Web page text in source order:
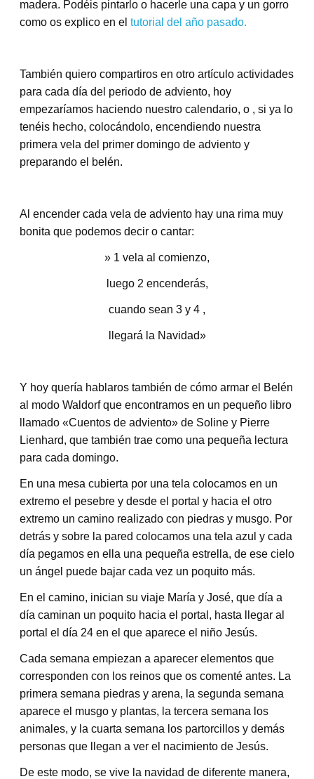
madera. Podéis pintarlo o hacerle una capa y un gorro
como os explico en el tutorial del año pasado.
También quiero compartiros en otro artículo actividades
para cada día del periodo de adviento, hoy
empezaríamos haciendo nuestro calendario, o , si ya lo
tenéis hecho, colocándolo, encendiendo nuestra
primera vela del primer domingo de adviento y
preparando el belén.
Al encender cada vela de adviento hay una rima muy
bonita que podemos decir o cantar:
» 1 vela al comienzo,
luego 2 encenderás,
cuando sean 3 y 4 ,
llegará la Navidad»
Y hoy quería hablaros también de cómo armar el Belén
al modo Waldorf que encontramos en un pequeño libro
llamado «Cuentos de adviento» de Soline y Pierre
Lienhard, que también trae como una pequeña lectura
para cada domingo.
En una mesa cubierta por una tela colocamos en un
extremo el pesebre y desde el portal y hacia el otro
extremo un camino realizado con piedras y musgo. Por
detrás y sobre la pared colocamos una tela azul y cada
día pegamos en ella una pequeña estrella, de ese cielo
un ángel puede bajar cada vez un poquito más.
En el camino, inician su viaje María y José, que día a
día caminan un poquito hacia el portal, hasta llegar al
portal el día 24 en el que aparece el niño Jesús.
Cada semana empiezan a aparecer elementos que
corresponden con los reinos que os comenté antes. La
primera semana piedras y arena, la segunda semana
aparece el musgo y plantas, la tercera semana los
animales, y la cuarta semana los partorcillos y demás
personas que llegan a ver el nacimiento de Jesús.
De este modo, se vive la navidad de diferente manera,